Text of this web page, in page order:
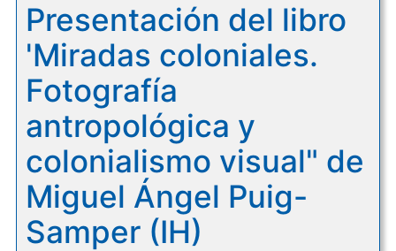
Presentación del libro
'Miradas coloniales.
Fotografía
antropológica y
colonialismo visual" de
Miguel Ángel Puig-
Samper (IH)